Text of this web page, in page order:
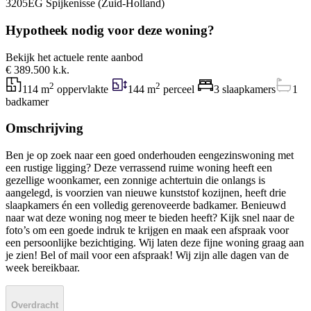
3205EG Spijkenisse (Zuid-Holland)
Hypotheek nodig voor deze woning?
Bekijk het actuele rente aanbod
€ 389.500 k.k.
114 m2 oppervlakte 144 m2 perceel 3 slaapkamers
1
badkamer
Omschrijving
Ben je op zoek naar een goed onderhouden eengezinswoning met
een rustige ligging? Deze verrassend ruime woning heeft een
gezellige woonkamer, een zonnige achtertuin die onlangs is
aangelegd, is voorzien van nieuwe kunststof kozijnen, heeft drie
slaapkamers én een volledig gerenoveerde badkamer. Benieuwd
naar wat deze woning nog meer te bieden heeft? Kijk snel naar de
foto’s om een goede indruk te krijgen en maak een afspraak voor
een persoonlijke bezichtiging. Wij laten deze fijne woning graag aan
je zien! Bel of mail voor een afspraak! Wij zijn alle dagen van de
week bereikbaar.
Overdracht